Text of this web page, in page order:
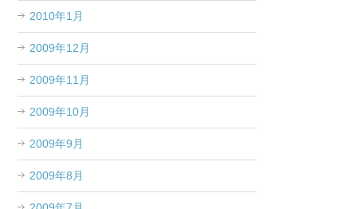
2010年1月
2009年12月
2009年11月
2009年10月
2009年9月
2009年8月